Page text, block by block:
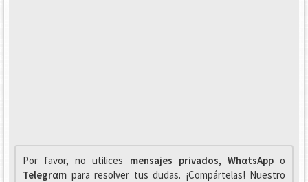
Por favor, no utilices mensajes privados, WhαtsAppo
Telegrαm para resolver tus dudas. ¡Compártelas! Nuestro